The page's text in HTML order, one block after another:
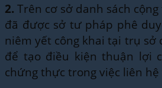
2. Trên cơ sở danh sách
đã được sở tư pháp phê
niêm yết công khai tại trụ sở
để tạo điều kiện thuận lợi
chứng thực trong việc liên